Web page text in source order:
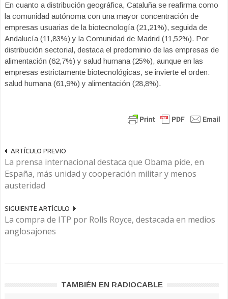
En cuanto a distribución geográfica, Cataluña se reafirma como
la comunidad autónoma con una mayor concentración de
empresas usuarias de la biotecnología (21,21%), seguida de
Andalucía (11,83%) y la Comunidad de Madrid (11,52%). Por
distribución sectorial, destaca el predominio de las empresas de
alimentación (62,7%) y salud humana (25%), aunque en las
empresas estrictamente biotecnológicas, se invierte el orden:
salud humana (61,9%) y alimentación (28,8%).
ARTÍCULO PREVIO
La prensa internacional destaca que Obama pide, en
España, más unidad y cooperación militar y menos
austeridad
SIGUIENTE ARTÍCULO
La compra de ITP por Rolls Royce, destacada en medios
anglosajones
TAMBIÉN EN RADIOCABLE